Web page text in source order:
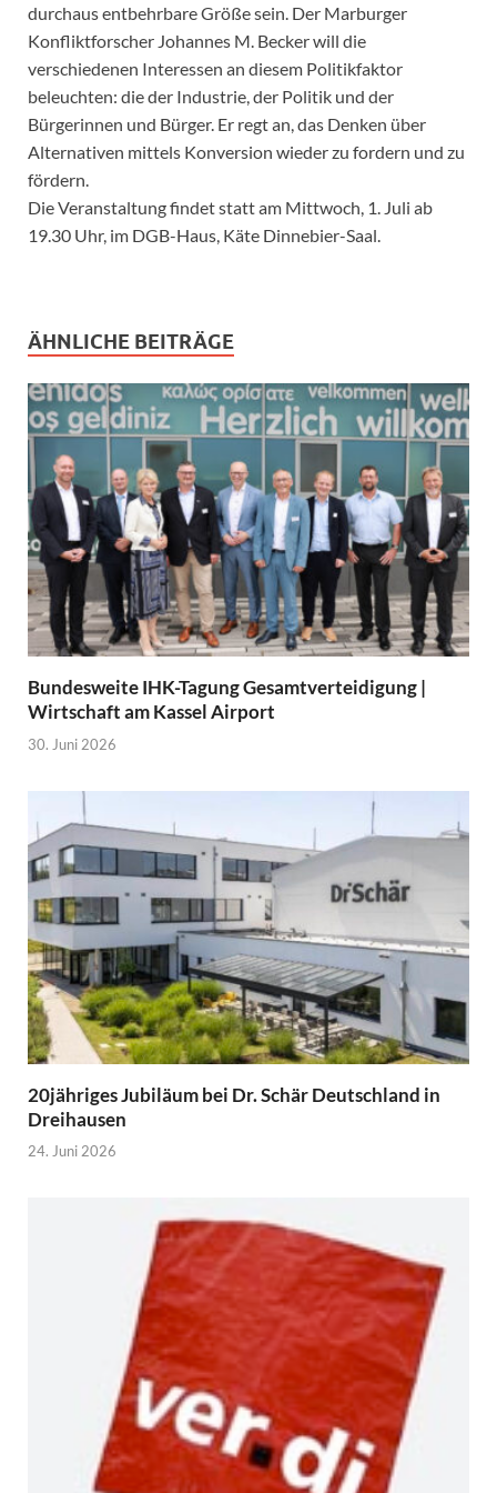
durchaus entbehrbare Größe sein. Der Marburger
Konfliktforscher Johannes M. Becker will die
verschiedenen Interessen an diesem Politikfaktor
beleuchten: die der Industrie, der Politik und der
Bürgerinnen und Bürger. Er regt an, das Denken über
Alternativen mittels Konversion wieder zu fordern und zu
fördern.
Die Veranstaltung findet statt am Mittwoch, 1. Juli ab
19.30 Uhr, im DGB-Haus, Käte Dinnebier-Saal.
ÄHNLICHE BEITRÄGE
Bundesweite IHK-Tagung Gesamtverteidigung |
Wirtschaft am Kassel Airport
30. Juni 2026
20jähriges Jubiläum bei Dr. Schär Deutschland in
Dreihausen
24. Juni 2026